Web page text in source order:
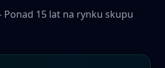
Ponad 15 lat na rynku skupu